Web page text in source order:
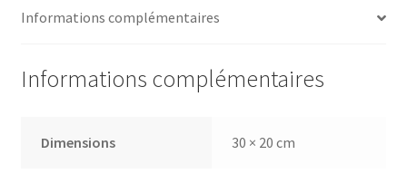
Informations complémentaires
Informations complémentaires
Dimensions 30 × 20 cm